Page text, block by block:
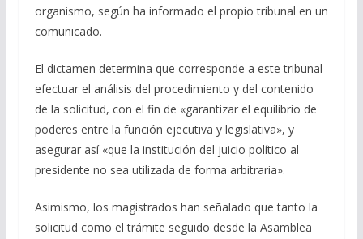
organismo, según ha informado el propio tribunal en un
comunicado.
El dictamen determina que corresponde a este tribunal
efectuar el análisis del procedimiento y del contenido
de la solicitud, con el fin de «garantizar el equilibrio de
poderes entre la función ejecutiva y legislativa», y
asegurar así «que la institución del juicio político al
presidente no sea utilizada de forma arbitraria».
Asimismo, los magistrados han señalado que tanto la
solicitud como el trámite seguido desde la Asamblea